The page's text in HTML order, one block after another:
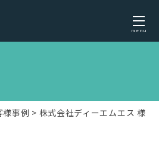
menu
様事例 株式会社ディーエムエス 様